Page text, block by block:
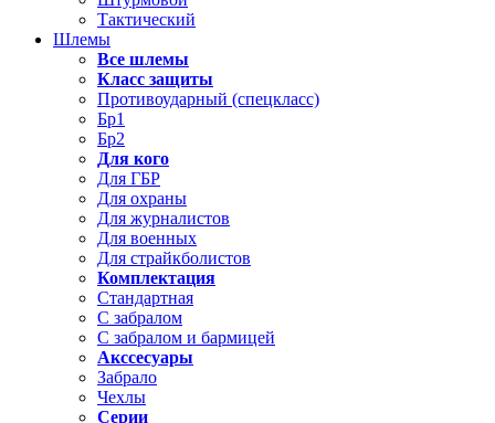
Тактический
Шлемы
Все шлемы
Класс защиты
Противоударный (спецкласс)
Бр1
Бр2
Для кого
Для ГБР
Для охраны
Для журналистов
Для военных
Для страйкболистов
Комплектация
Стандартная
С забралом
С забралом и бармицей
Акссесуары
Забрало
Чехлы
Серии